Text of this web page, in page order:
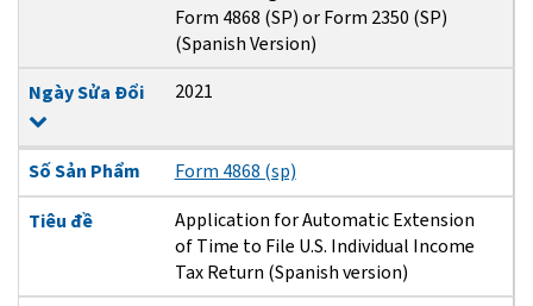
Form 4868 (SP) or Form 2350 (SP)
(Spanish Version)
Ngày Sửa Đổi
2021
Số Sản Phẩm
Form 4868 (sp)
Tiêu đề
Application for Automatic Extension
of Time to File U.S. Individual Income
Tax Return (Spanish version)